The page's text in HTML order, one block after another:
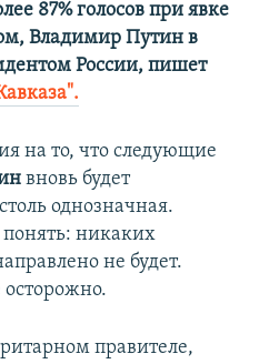
87% голосов при явке
Владимир Путин в
России, пишет
на то, что следующие
вновь будет
однозначная.
никаких
не будет.
осторожно.
правителе,